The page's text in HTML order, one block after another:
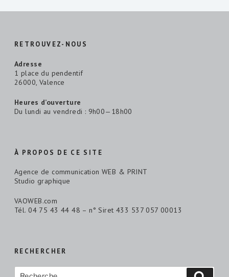
RETROUVEZ-NOUS
Adresse
1 place du pendentif
26000, Valence
Heures d’ouverture
Du lundi au vendredi : 9h00—18h00
À PROPOS DE CE SITE
Agence de communication WEB & PRINT
Studio graphique
VAOWEB.com
Tél. 04 75 43 44 48 – n° Siret 433 537 057 00013
RECHERCHER
Recherche